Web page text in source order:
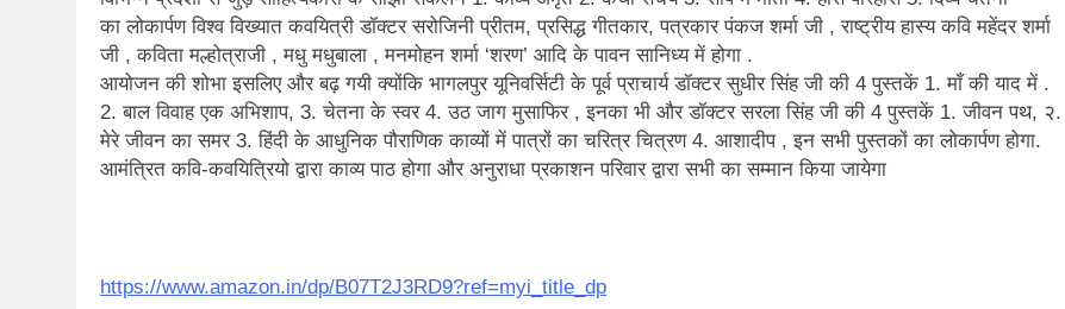
कितना बदल गया इंसान’ (सम्पादकीय)
2 Years Ago
अबकी बार हुए न पार
दिल्ली की फ़िरदौस ख़ान को मिला बेस्ट वालंटियर अवॉर्ड–लाल बिहारी लाल
2 Years Ago
समाज
2 Years
“अंतर्राष्ट्रीय महिला दिवस “ की बहुत बहुत बधाई
2 Years Ago
भारत रत्न जननायक कर्पूरी ठाकुर
3 Years Ago
विश्व पुस्तक मेले (10-18 फरवरी) में अनुराधा प्रकाशन के स्टाल पर अपनी पुस्तक को प्रदर्शित/
3 Years Ago
का लोकार्पण विश्व विख्यात कवयित्री डॉक्टर सरोजिनी प्रीतम, प्रसिद्ध गीतकार, पत्रकार पंकज शर्मा जी , राष्ट्रीय हास्य कवि महेंदर शर्मा
जी , कविता मल्होत्राजी , मधु मधुबाला , मनमोहन शर्मा ‘शरण’ आदि के पावन सानिध्य में होगा .
आयोजन की शोभा इसलिए और बढ़ गयी क्योंकि भागलपुर यूनिवर्सिटी के पूर्व प्राचार्य डॉक्टर सुधीर सिंह जी की 4 पुस्तकें 1. माँ की याद में .
2. बाल विवाह एक अभिशाप, 3. चेतना के स्वर 4. उठ जाग मुसाफिर , इनका भी और डॉक्टर सरला सिंह जी की 4 पुस्तकें 1. जीवन पथ, २.
मेरे जीवन का समर 3. हिंदी के आधुनिक पौराणिक काव्यों में पात्रों का चरित्र चित्रण 4. आशादीप , इन सभी पुस्तकों का लोकार्पण होगा.
आमंत्रित कवि-कवयित्रियो द्वारा काव्य पाठ होगा और अनुराधा प्रकाशन परिवार द्वारा सभी का सम्मान किया जायेगा
https://www.amazon.in/dp/B07T2J3RD9?ref=myi_title_dp